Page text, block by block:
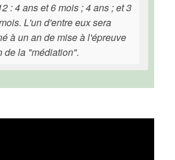
: 4 ans et 6 mois ; 4 ans ; et 3
L'un d'entre eux sera
à un an de mise à l'épreuve
de la "médiation".